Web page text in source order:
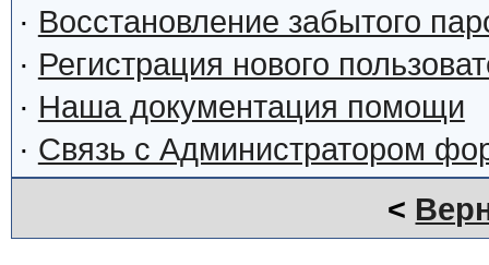
· Восстановление забытого
· Регистрация нового
· Наша документация помощи
· Связь с Администратором
<